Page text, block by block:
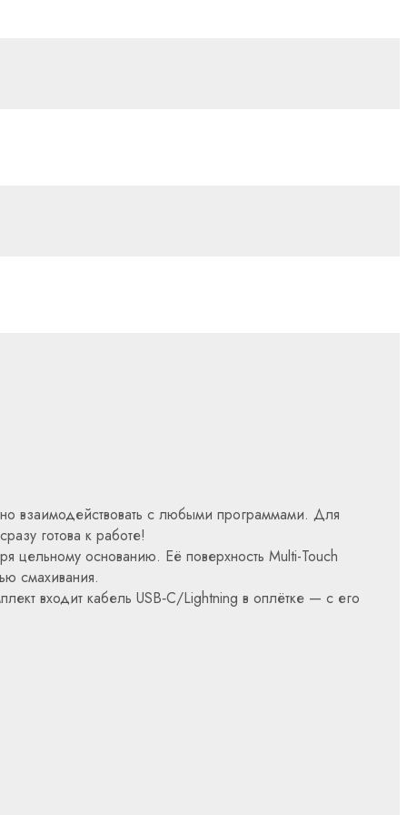
взаимодействовать с любыми программами. Для
готова к работе!
цельному основанию. Её поверхность Multi-Touch
смахивания.
входит кабель USB‑C/Lightning в оплётке — с его